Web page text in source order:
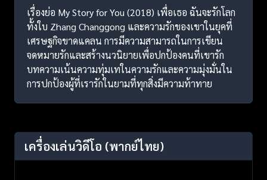
เรื่องย่อ My Story for You (2018) เพื่อเธอ ฉันจะรักโลก
ทั้งใบ Zhang Changgong และความรักของเขาในยุคที่
เศรษฐกิจขาดแคลน การมีความสามารถในการเขียน
จดหมายรักและสร้างนวนิยายเพื่อปกป้องคนที่เขารัก
บทความเน้นความทุ่มเทในความรักและความมุ่งมั่นใน
การปกป้องผู้ที่เรารักในยามที่ทุกสิ่งมีความท้าทาย
เครื่องเล่นวิดีโอ (พากย์ไทย)